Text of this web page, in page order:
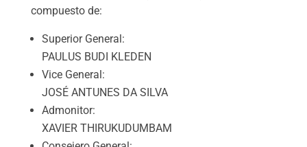
compuesto de:
Superior General:
PAULUS BUDI KLEDEN
Vice General:
JOSÉ ANTUNES DA SILVA
Admonitor:
XAVIER THIRUKUDUMBAM